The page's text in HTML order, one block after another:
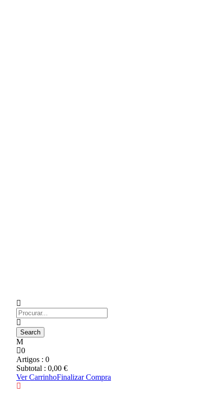
0
Artigos : 0
Subtotal : 0,00 €
Ver CarrinhoFinalizar Compra